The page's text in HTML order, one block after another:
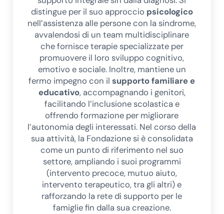
distingue per il suo approccio psicologico
nell’assistenza alle persone con la sindrome,
avvalendosi di un team multidisciplinare
che fornisce terapie specializzate per
promuovere il loro sviluppo cognitivo,
emotivo e sociale. Inoltre, mantiene un
fermo impegno con ilsupporto familiare e
educativo, accompagnando i genitori,
facilitando l’inclusione scolastica e
offrendo formazione per migliorare
l’autonomia degli interessati. Nel corso della
sua attività, la Fondazione si è consolidata
come un punto di riferimento nel suo
settore, ampliando i suoi programmi
(intervento precoce, mutuo aiuto,
intervento terapeutico, tra gli altri) e
rafforzando la rete di supporto per le
famiglie fin dalla sua creazione.